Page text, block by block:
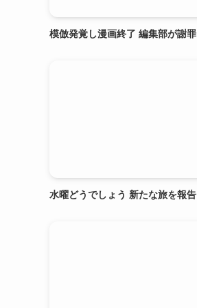
模倣発覚し漫画終了 編集部が謝罪
水曜どうでしょう 新たな旅を報告